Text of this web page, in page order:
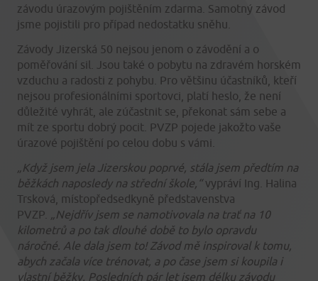
závodu úrazovým pojištěním zdarma. Samotný závod
jsme pojistili pro případ nedostatku sněhu.
Závody Jizerská 50 nejsou jenom o závodění a o
poměřování sil. Jsou také o pobytu na zdravém horském
vzduchu a radosti z pohybu. Pro většinu účastníků, kteří
nejsou profesionálními sportovci, platí heslo, že není
důležité vyhrát, ale zúčastnit se, překonat sám sebe a
mít ze sportu dobrý pocit. PVZP pojede jakožto vaše
úrazové pojištění po celou dobu s vámi.
„Když jsem jela Jizerskou poprvé, stála jsem předtím na
běžkách naposledy na střední škole,“vypráví Ing. Halina
Trsková, místopředsedkyně představenstva
PVZP. „Nejdřív jsem se namotivovala na trať na 10
kilometrů a po tak dlouhé době to bylo opravdu
náročné. Ale dala jsem to! Závod mě inspiroval k tomu,
abych začala více trénovat, a po čase jsem si koupila i
vlastní běžky. Posledních pár let jsem délku závodu